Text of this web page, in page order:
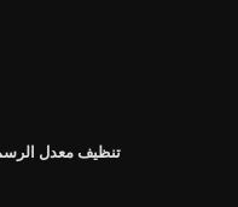
تنظيف معدل الرسم